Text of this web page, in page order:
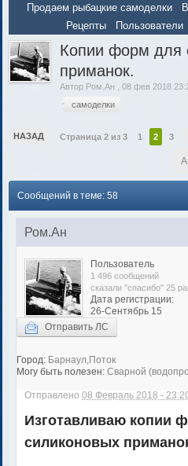
Продаем рыбацкие самоделки
Рецепты
Пользователи
Копии форм для
приманок.
Автор Ром.Ан ,08 фев 2018
самоделки
НАЗАД Страница 2 из 3 1 2 3
Сообщений в теме: 58
Ром.Ан
Пользователь
1 496 сообщений
сказали "спасибо" 25
Дата регистрации:
26-Сентябрь 15
Отправить ЛС
Город: Барнаул,Поток
Могу быть полезен: Сварной
Отправлено08 Февраль 2018 -
Изготавливаю копии
силиконовых